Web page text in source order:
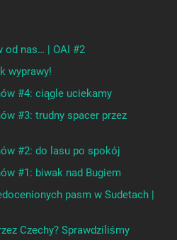
od nas… | OAI #2
wyprawy!
#4: ciągle uciekamy
#3: trudny spacer przez
#2: do lasu po spokój
#1: biwak nad Bugiem
pasm w Sudetach |
Czechy? Sprawdziliśmy